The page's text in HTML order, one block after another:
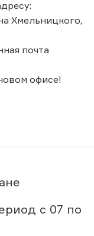
Хмельницкого,
почта
офисе!
с 07 по